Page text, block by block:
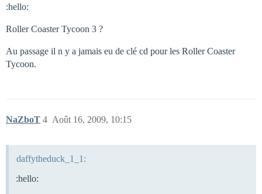
:hello:
Roller Coaster Tycoon 3 ?
Au passage il n y a jamais eu de clé cd pour les Roller Coaster
Tycoon.
NaZboT Août 16, 2009, 10:15
4
daffytheduck_1_1:
:hello: